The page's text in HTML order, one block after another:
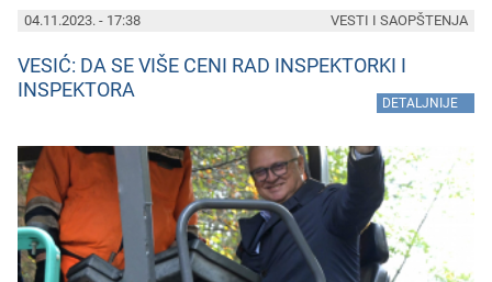
04.11.2023. - 17:38
VESIĆ: DA SE VIŠE CENI RAD INSPEKTORKI I
INSPEKTORA
DETALJNIJE
VESTI I SAOPŠTENJA